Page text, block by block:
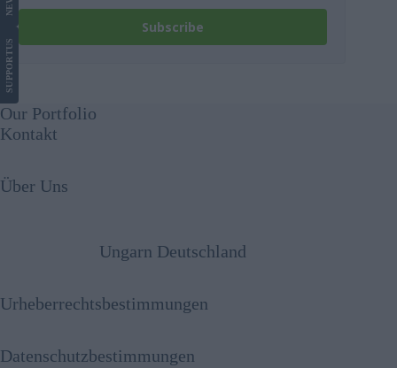
Subscribe
SUPPORT
US
Our Portfolio
Kontakt
Über Uns
Ungarn Deutschland
Urheberrechtsbestimmungen
Datenschutzbestimmungen